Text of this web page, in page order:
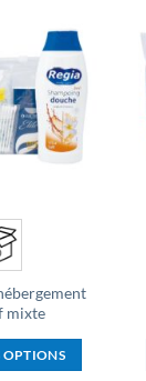
Ajouter
à la liste
d’envies
mixte
OPTIONS